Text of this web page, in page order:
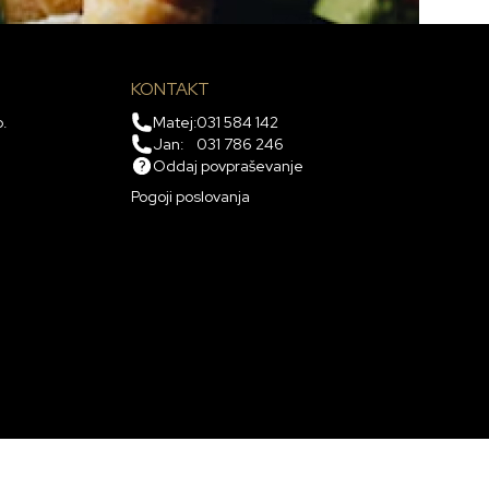
KONTAKT
Matej:031 584 142
Jan:
031 786 246
Oddaj povpraševanje
Pogoji poslovanja